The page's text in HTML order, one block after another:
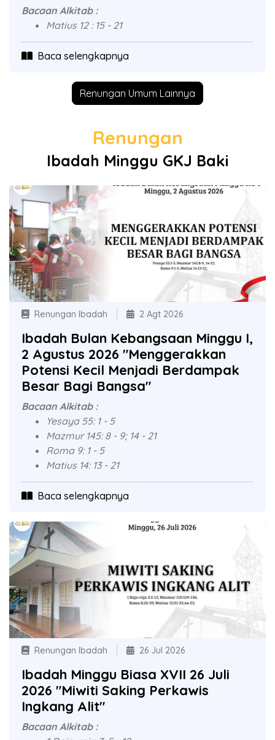
Bacaan Alkitab :
Matius 12 : 15 - 21
Baca selengkapnya
Renungan Umum Lainnya
Renungan
Ibadah Minggu GKJ Baki
Renungan Ibadah 2 Agt 2026
Ibadah Bulan Kebangsaan Minggu I,
2 Agustus 2026 "Menggerakkan
Potensi Kecil Menjadi Berdampak
Besar Bagi Bangsa"
Bacaan Alkitab :
Yesaya 55: 1 - 5
Mazmur 145: 8 - 9; 14 - 21
Roma 9: 1 - 5
Matius 14: 13 - 21
Baca selengkapnya
Renungan Ibadah 26 Jul 2026
Ibadah Minggu Biasa XVII 26 Juli
2026 "Miwiti Saking Perkawis
Ingkang Alit"
Bacaan Alkitab :